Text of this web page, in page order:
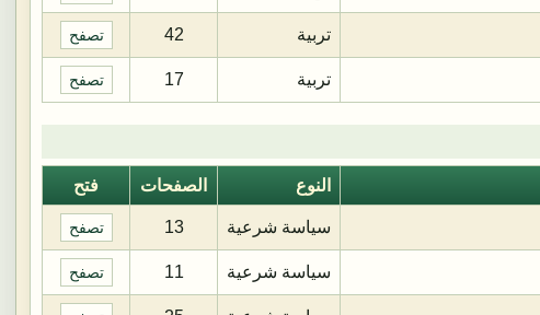
تربية 42 تصفح
تربية 17 تصفح
النوع الصفحات فتح
سياسة شرعية 13 تصفح
سياسة شرعية 11 تصفح